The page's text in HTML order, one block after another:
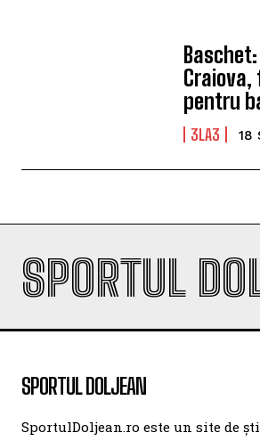
Craiova,
pentru
3LA3 18
SPORTUL
SPORTUL DOLJEAN
SportulDoljean.ro este un site de